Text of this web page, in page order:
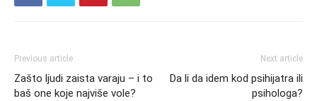
Previous article
Zašto ljudi zaista varaju – i to
baš one koje najviše vole?
Next article
Da li da idem kod psihijatra ili
psihologa?